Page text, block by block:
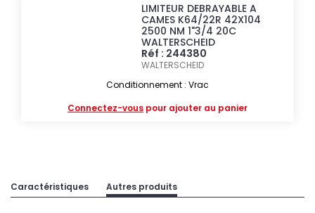
LIMITEUR DEBRAYABLE A
CAMES K64/22R 42X104
2500 NM 1"3/4 20C
WALTERSCHEID
Réf : 244380
WALTERSCHEID
Conditionnement : Vrac
Connectez-vous pour ajouter au panier
Caractéristiques Autres produits